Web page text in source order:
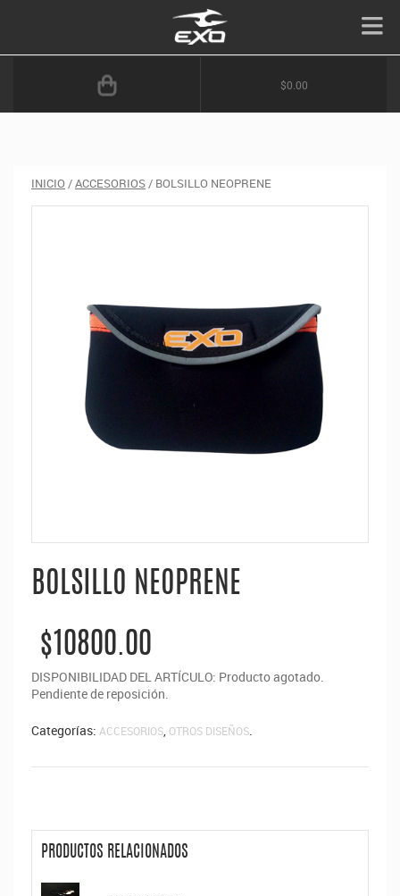
$0.00
INICIO /ACCESORIOS/ BOLSILLO NEOPRENE
BOLSILLO NEOPRENE
$10800.00
DISPONIBILIDAD DEL ARTÍCULO: Producto agotado.
Pendiente de reposición.
Categorías: ACCESORIOS, OTROS DISEÑOS.
PRODUCTOS RELACIONADOS